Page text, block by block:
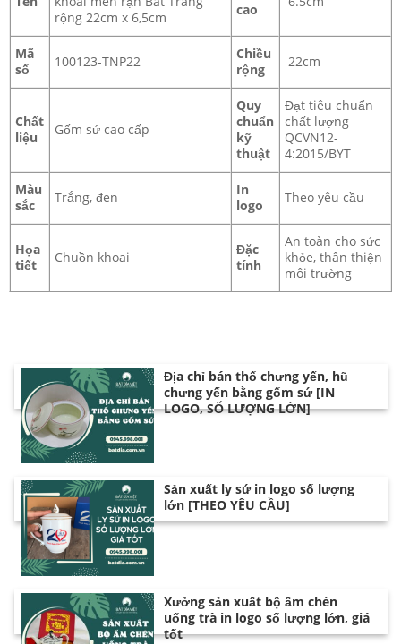
Đơn vị cung cấp bát phở số lượng lớn
rộng 22cm x 6,5cm
cao
Mã
số
100123-TNP22
Chiều
rộng
22cm
Chất
liệu
Gốm sứ cao cấp
Quy
chuẩn
kỹ
thuật
Đạt tiêu chuẩn
chất lượng
QCVN12-
4:2015/BYT
Màu
sắc
Trắng, đen
In
logo
Theo yêu cầu
Họa
tiết
Chuồn khoai
Đặc
tính
An toàn cho sức
khỏe, thân thiện
môi trường
Địa chỉ bán thố chưng yến, hũ
chưng yến bằng gốm sứ [IN
LOGO, SỐ LƯỢNG LỚN]
Sản xuất ly sứ in logo số lượng
lớn [THEO YÊU CẦU]
Xưởng sản xuất bộ ấm chén
uống trà in logo số lượng lớn, giá
tốt